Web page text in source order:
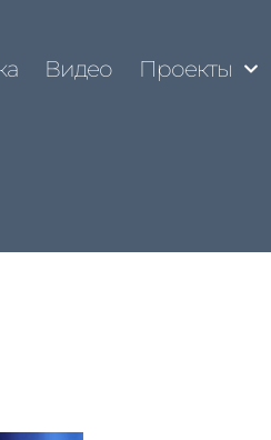
Видео Проекты